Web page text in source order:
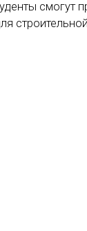
смогут